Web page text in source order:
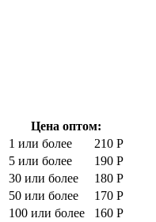
Цена оптом:
1 или более
210 Р
5 или более
190 Р
30 или более
180 Р
50 или более
170 Р
100 или более
160 Р